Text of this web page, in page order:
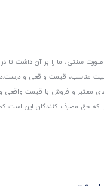
صورت سنتی، ما را بر آن داشت
مناسب، قیمت واقعی و درست.
معتبر و فروش با قیمت
که حق مصرف کنندگان این است